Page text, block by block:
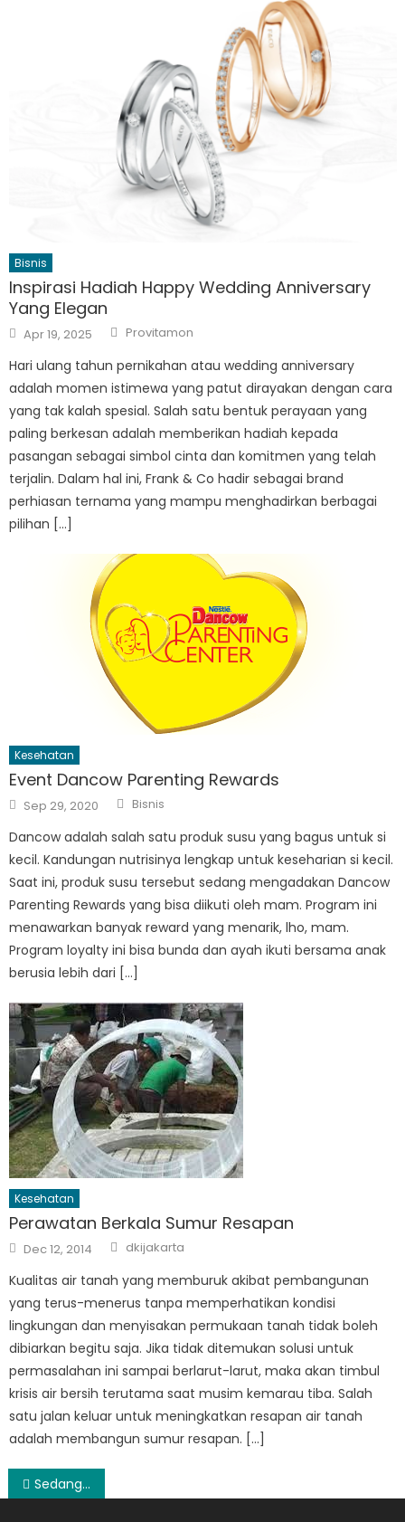
Bisnis
Inspirasi Hadiah Happy Wedding Anniversary
Yang Elegan
Posted
on
Apr 19, 2025 Author
Provitamon
Hari ulang tahun pernikahan atau wedding anniversary
adalah momen istimewa yang patut dirayakan dengan cara
yang tak kalah spesial. Salah satu bentuk perayaan yang
paling berkesan adalah memberikan hadiah kepada
pasangan sebagai simbol cinta dan komitmen yang telah
terjalin. Dalam hal ini, Frank & Co hadir sebagai brand
perhiasan ternama yang mampu menghadirkan berbagai
pilihan […]
Kesehatan
Event Dancow Parenting Rewards
Posted
on
Sep 29, 2020 Author
Bisnis
Dancow adalah salah satu produk susu yang bagus untuk si
kecil. Kandungan nutrisinya lengkap untuk keseharian si kecil.
Saat ini, produk susu tersebut sedang mengadakan Dancow
Parenting Rewards yang bisa diikuti oleh mam. Program ini
menawarkan banyak reward yang menarik, lho, mam.
Program loyalty ini bisa bunda dan ayah ikuti bersama anak
berusia lebih dari […]
Kesehatan
Perawatan Berkala Sumur Resapan
Posted
on
Dec 12, 2014 Author
dkijakarta
Kualitas air tanah yang memburuk akibat pembangunan
yang terus-menerus tanpa memperhatikan kondisi
lingkungan dan menyisakan permukaan tanah tidak boleh
dibiarkan begitu saja. Jika tidak ditemukan solusi untuk
permasalahan ini sampai berlarut-larut, maka akan timbul
krisis air bersih terutama saat musim kemarau tiba. Salah
satu jalan keluar untuk meningkatkan resapan air tanah
adalah membangun sumur resapan. […]
Post
Sedang Mencari Rental Motor Bali? Ini Dia Tempatnya!